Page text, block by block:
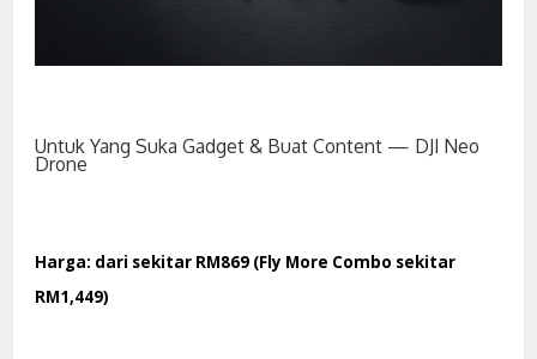
Untuk Yang Suka Gadget & Buat Content — DJI Neo
Drone
Harga: dari sekitar RM869 (Fly More Combo sekitar
RM1,449)